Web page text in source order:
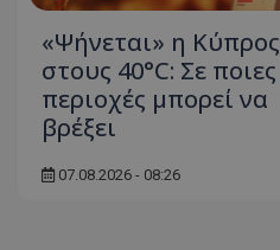
«Ψήνεται» η Κύπρος
στους 40°C: Σε ποιες
περιοχές μπορεί να
βρέξει
07.08.2026 - 08:26